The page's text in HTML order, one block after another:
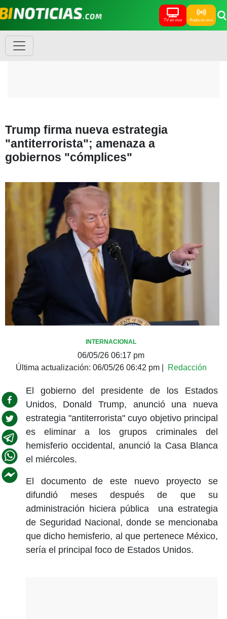
TV en vivo Radio en vivo
Trump firma nueva estrategia
"antiterrorista"; amenaza a
gobiernos "cómplices"
INTERNACIONAL
06/05/26 06:17 pm
Última actualización: 06/05/26 06:42 pm| Redacción
El gobierno del presidente de los Estados
Unidos, Donald Trump, anunció una nueva
estrategia "antiterrorista" cuyo objetivo principal
es eliminar a los grupos criminales del
hemisferio occidental, anunció la Casa Blanca
el miércoles.
El documento de este nuevo proyecto se
difundió meses después de que su
administración hiciera pública una estrategia
de Seguridad Nacional, donde se mencionaba
que dicho hemisferio, al que pertenece México,
sería el principal foco de Estados Unidos.